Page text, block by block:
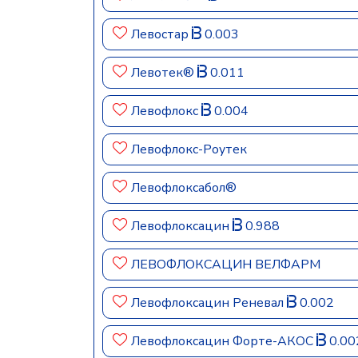
Левостар 0.003
Левотек® 0.011
Левофлокс 0.004
Левофлокс-Роутек
Левофлоксабол®
Левофлоксацин 0.988
ЛЕВОФЛОКСАЦИН ВЕЛФАРМ
Левофлоксацин Реневал 0.002
Левофлоксацин Форте-АКОС